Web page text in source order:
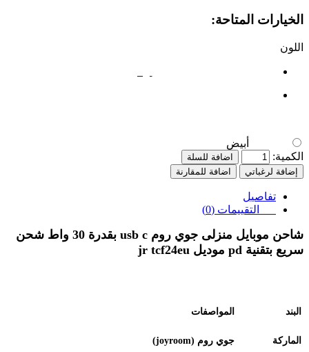
الخيارات المتاحة:
اللون
أبيض
الكمية:
اضافة للسلة
إضافة لرغباتي
اضافة للمقارنة
تفاصيل
التقييمات (0)
شاحن موبايل منزلى جوي روم usb c بقدرة 30 واط شحن
سريع بتقنية pd موديل jr tcf24eu
البند المواصفات
الماركة جوي روم (joyroom)